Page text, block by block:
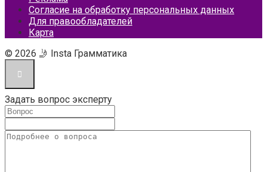
Согласие на обработку персональных данных
Для правообладателей
Карта
© 2026 🤳 Insta Грамматика
Задать вопрос эксперту